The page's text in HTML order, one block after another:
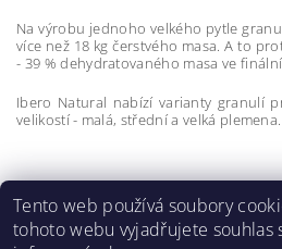
Na výrobu jednoho velkého pytle
více než 18 kg čerstvého masa. A to
- 39 % dehydratovaného masa ve
Ibero Natural nabízí varianty granulí
velikostí - malá, střední a velká plemena.
Tento web používá soubory
tohoto webu vyjadřujete souhlas